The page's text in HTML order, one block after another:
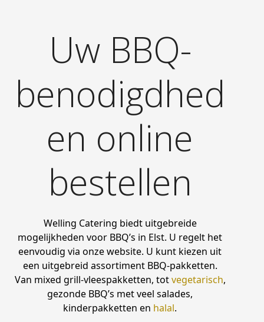
Uw BBQ-
benodigdhed
en online
bestellen
Welling Catering biedt uitgebreide
mogelijkheden voor BBQ’s in Elst. U regelt het
eenvoudig via onze website. U kunt kiezen uit
een uitgebreid assortiment BBQ-pakketten.
Van mixed grill-vleespakketten, totvegetarisch,
gezonde BBQ’s met veel salades,
kinderpakketten en halal.